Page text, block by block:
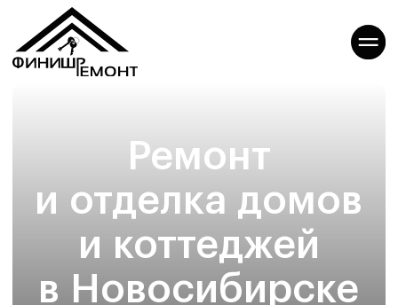
и отделка домов
и коттеджей
в Новосибирске
под ключ
Свой дом — это не только свобода
и комфорт, но и большая